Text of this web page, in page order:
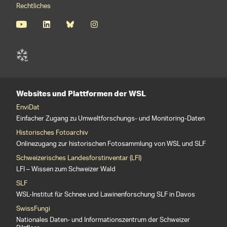
Rechtliches
Websites und Plattformen der WSL
EnviDat
Einfacher Zugang zu Umweltforschungs- und Monitoring-Daten
Historisches Fotoarchiv
Onlinezugang zur historischen Fotosammlung von WSL und SLF
Schweizerisches Landesforstinventar (LFI)
LFI – Wissen zum Schweizer Wald
SLF
WSL-Institut für Schnee und Lawinenforschung SLF in Davos
SwissFungi
Nationales Daten- und Informationszentrum der Schweizer